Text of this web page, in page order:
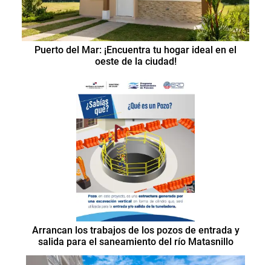
Puerto del Mar: ¡Encuentra tu hogar ideal en el
oeste de la ciudad!
Arrancan los trabajos de los pozos de entrada y
salida para el saneamiento del río Matasnillo